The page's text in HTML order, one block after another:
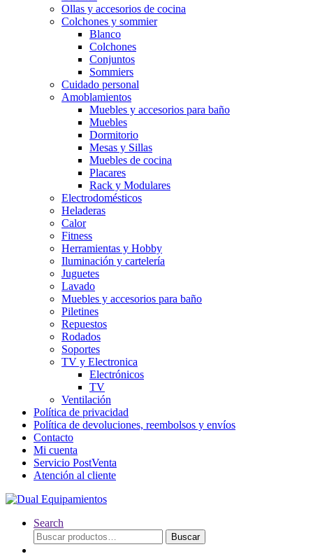
Ollas y accesorios de cocina
Colchones y sommier
Blanco
Colchones
Conjuntos
Sommiers
Cuidado personal
Amoblamientos
Muebles y accesorios para baño
Muebles
Dormitorio
Mesas y Sillas
Muebles de cocina
Placares
Rack y Modulares
Electrodomésticos
Heladeras
Calor
Fitness
Herramientas y Hobby
Iluminación y cartelería
Juguetes
Lavado
Muebles y accesorios para baño
Piletines
Repuestos
Rodados
Soportes
TV y Electronica
Electrónicos
TV
Ventilación
Política de privacidad
Política de devoluciones, reembolsos y envíos
Contacto
Mi cuenta
Servicio PostVenta
Atención al cliente
Search
Buscar
por:
Buscar